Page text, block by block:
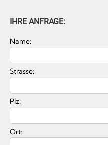
IHRE ANFRAGE:
Name:
Strasse:
Plz:
Ort: